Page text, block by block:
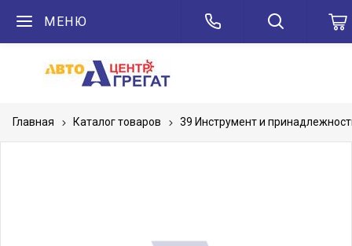
МЕНЮ
Главная Каталог товаров 39 Инструмент и